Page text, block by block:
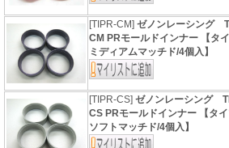
[TIPR-CM]ゼノンレーシング
CM PRモールドインナー 【タ
ミディアムマッチド/4個入】
[TIPR-CS]ゼノンレーシング
CS PRモールドインナー 【タ
ソフトマッチド/4個入】